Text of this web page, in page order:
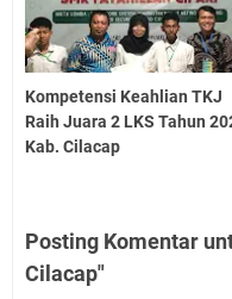
Kompetensi Keahlian TKJ
Raih Juara 2 LKS Tahun
Kab. Cilacap
Posting Komentar
Cilacap"